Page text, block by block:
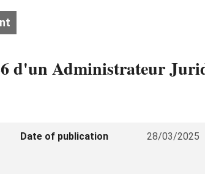
d'un Administrateur
Date of publication 28/03/2025